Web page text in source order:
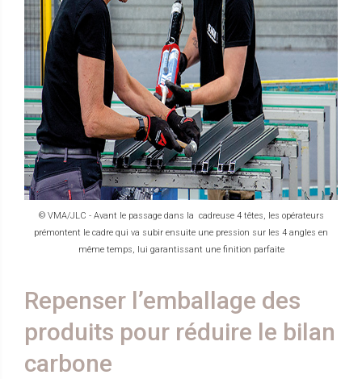
© VMA/JLC - Avant le passage dans la cadreuse 4 têtes, les opérateurs
prémontent le cadre qui va subir ensuite une pression sur les 4 angles en
même temps, lui garantissant une finition parfaite
Repenser l’emballage des
produits pour réduire le bilan
carbone